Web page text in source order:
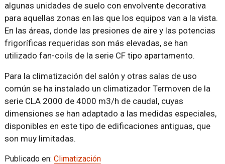
algunas unidades de suelo con envolvente decorativa
para aquellas zonas en las que los equipos van a la vista.
En las áreas, donde las presiones de aire y las potencias
frigoríficas requeridas son más elevadas, se han
utilizado fan-coils de la serie CF tipo apartamento.
Para la climatización del salón y otras salas de uso
común se ha instalado un climatizador Termoven de la
serie CLA 2000 de 4000 m3/h de caudal, cuyas
dimensiones se han adaptado a las medidas especiales,
disponibles en este tipo de edificaciones antiguas, que
son muy limitadas.
Publicado en: Climatización